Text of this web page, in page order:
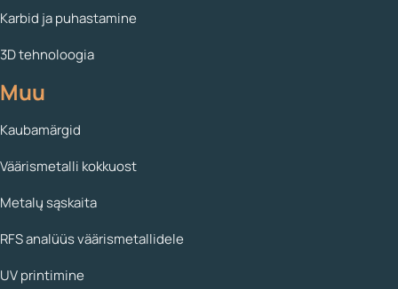
Karbid ja puhastamine
3D tehnoloogia
Muu
Kaubamärgid
Väärismetalli kokkuost
Metalų sąskaita
RFS analüüs väärismetallidele
UV printimine